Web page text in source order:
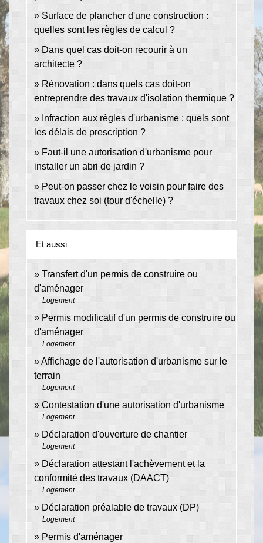
Surface de plancher d'une construction :
quelles sont les règles de calcul ?
Dans quel cas doit-on recourir à un
architecte ?
Rénovation : dans quels cas doit-on
entreprendre des travaux d'isolation thermique ?
Infraction aux règles d'urbanisme : quels sont
les délais de prescription ?
Faut-il une autorisation d'urbanisme pour
installer un abri de jardin ?
Peut-on passer chez le voisin pour faire des
travaux chez soi (tour d'échelle) ?
Et aussi
Transfert d'un permis de construire ou
d'aménager
Logement
Permis modificatif d'un permis de construire ou
d'aménager
Logement
Affichage de l'autorisation d'urbanisme sur le
terrain
Logement
Contestation d'une autorisation d'urbanisme
Logement
Déclaration d'ouverture de chantier
Logement
Déclaration attestant l'achèvement et la
conformité des travaux (DAACT)
Logement
Déclaration préalable de travaux (DP)
Logement
Permis d'aménager